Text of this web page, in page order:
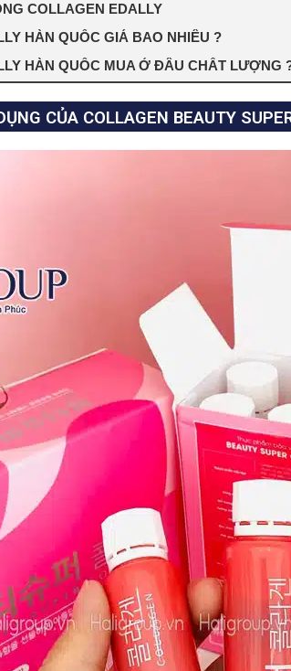
COLLAGEN EDALLY
HÀN QUỐC GIÁ BAO NHIÊU ?
HÀN QUỐC MUA Ở ĐÂU CHẤT LƯỢNG
CỦA COLLAGEN BEAUTY